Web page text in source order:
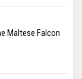
Maltese Falcon